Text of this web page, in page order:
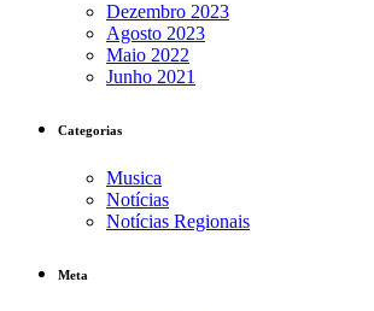
Dezembro 2023
Agosto 2023
Maio 2022
Junho 2021
Categorias
Musica
Notícias
Notícias Regionais
Meta